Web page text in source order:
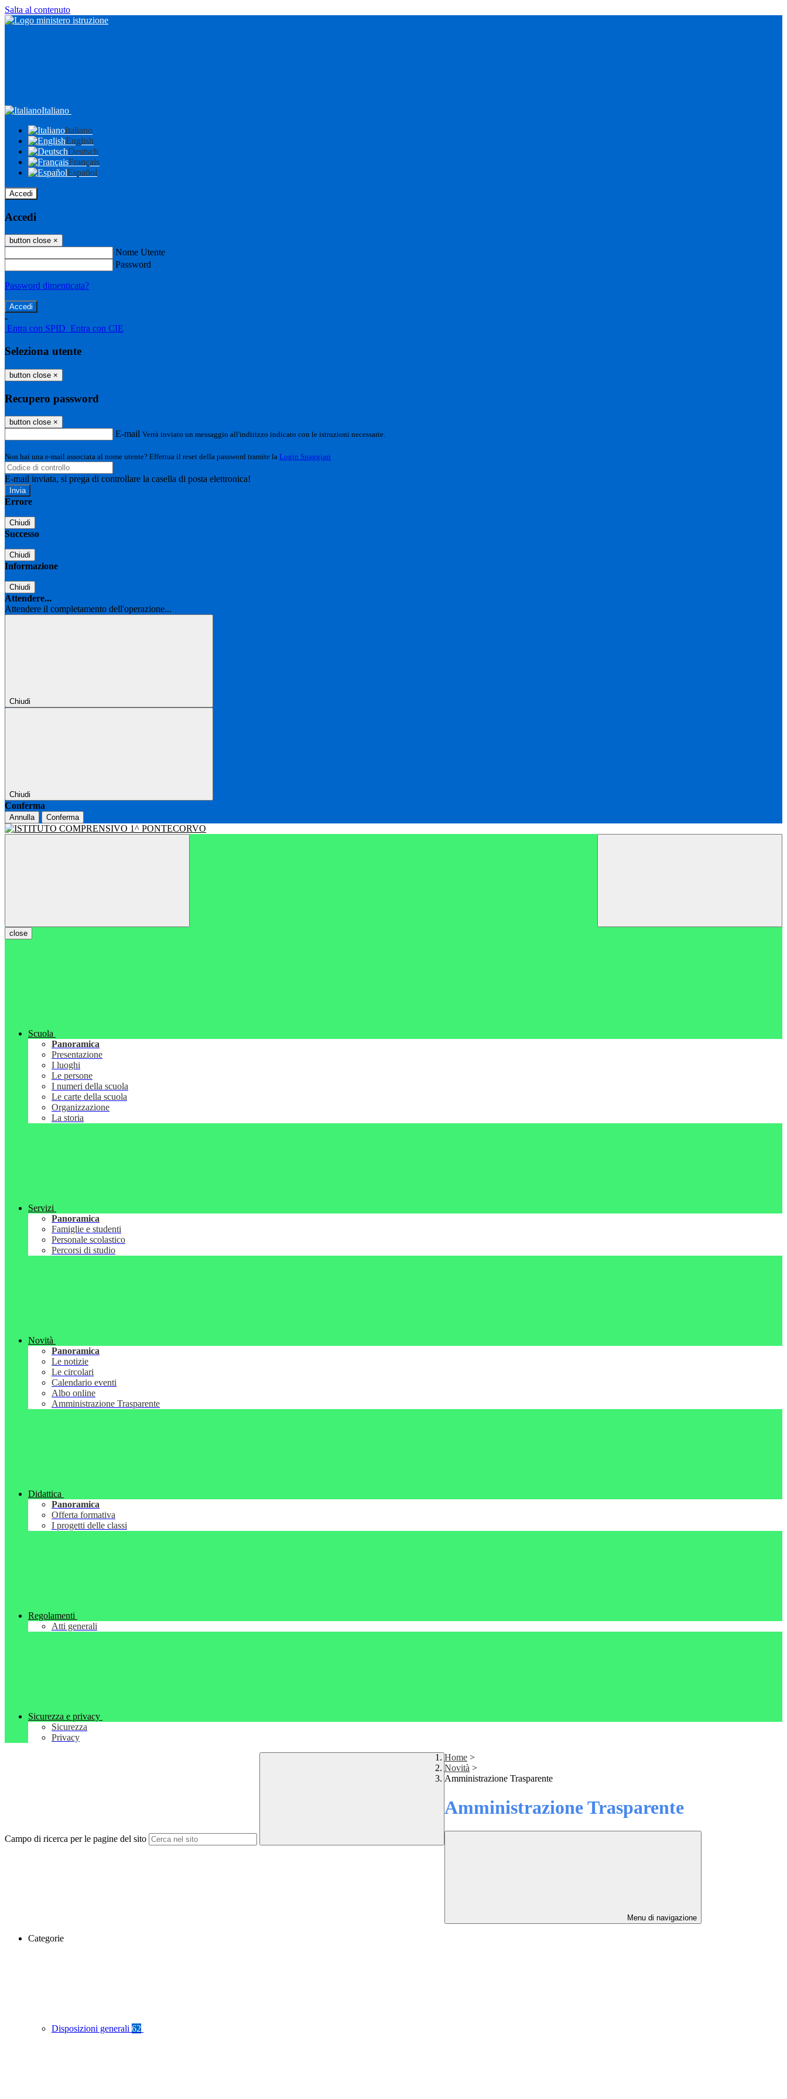
Salta al contenuto
Italiano
Italiano
English
Deutsch
Français
Español
Accedi
Accedi
button close ×
Nome Utente
Password
Password dimenticata?
-
Entra con SPID Entra con CIE
Seleziona utente
button close ×
Recupero password
button close ×
E-mail Verrà inviato un messaggio all'indirizzo indicato con le istruzioni necessarie.
Non hai una e-mail associata al nome utente? Effettua il reset della password tramite la Login Spaggiari
E-mail inviata, si prega di controllare la casella di posta elettronica!
Errore
Chiudi
Successo
Chiudi
Informazione
Chiudi
Attendere...
Attendere il completamento dell'operazione...
Chiudi
Chiudi
Conferma
Annulla Conferma
close
Scuola
Panoramica
Presentazione
I luoghi
Le persone
I numeri della scuola
Le carte della scuola
Organizzazione
La storia
Servizi
Panoramica
Famiglie e studenti
Personale scolastico
Percorsi di studio
Novità
Panoramica
Le notizie
Le circolari
Calendario eventi
Albo online
Amministrazione Trasparente
Didattica
Panoramica
Offerta formativa
I progetti delle classi
Regolamenti
Atti generali
Sicurezza e privacy
Sicurezza
Privacy
Campo di ricerca per le pagine del sito
Home >
Novità >
Amministrazione Trasparente
Amministrazione Trasparente
Menu di navigazione
Categorie
Disposizioni generali 62